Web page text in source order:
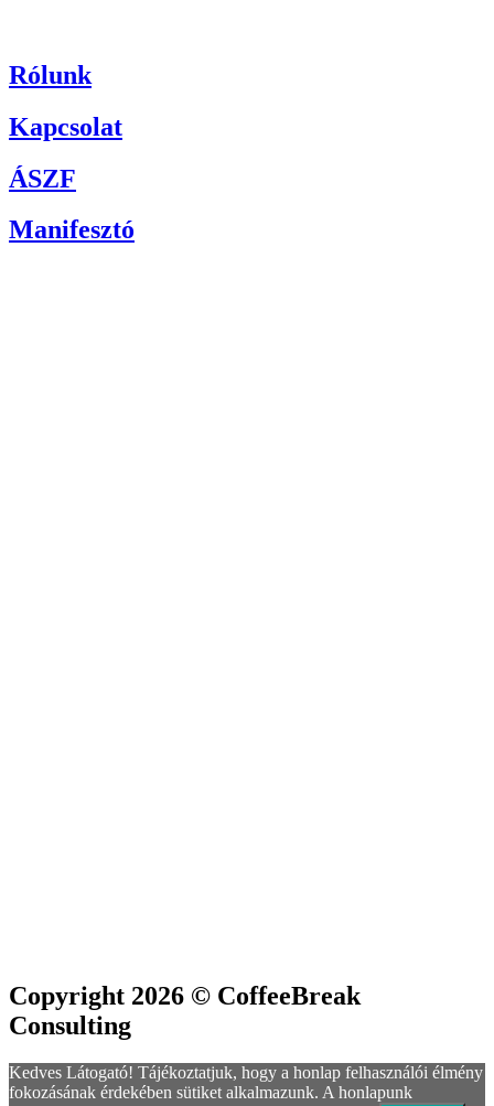
Rólunk
Kapcsolat
ÁSZF
Manifesztó
Copyright 2026 © CoffeeBreak
Consulting
Kedves Látogató! Tájékoztatjuk, hogy a honlap felhasználói élmény
fokozásának érdekében sütiket alkalmazunk. A honlapunk